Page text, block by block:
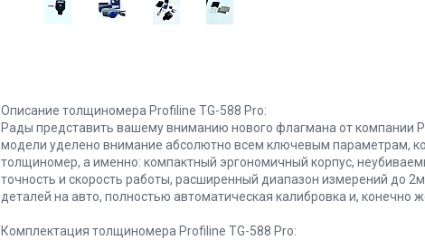
Описание толщиномера Profiline TG-588 Pro:
Рады представить вашему вниманию нового флагмана от компании
модели уделено внимание абсолютно всем ключевым параметрам,
толщиномер, а именно: компактный эргономичный корпус,
точность и скорость работы, расширенный диапазон измерений до
деталей на авто, полностью автоматическая калибровка и, конечно
Комплектация толщиномера Profiline TG-588 Pro: